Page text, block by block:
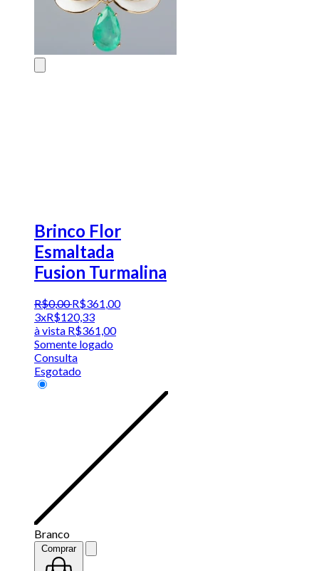
Brinco Flor
Esmaltada
Fusion Turmalina
R$0,00 R$361,00
3xR$120,33
à vista R$361,00
Somente logado
Consulta
Esgotado
Branco
Comprar